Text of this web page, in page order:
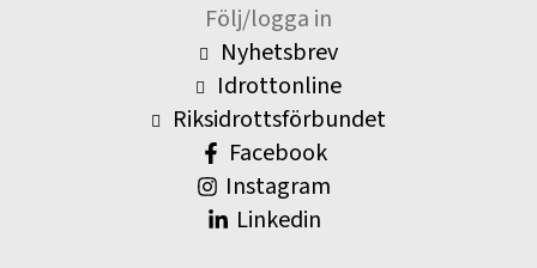
Följ/logga in
Nyhetsbrev
Idrottonline
Riksidrottsförbundet
Facebook
Instagram
Linkedin